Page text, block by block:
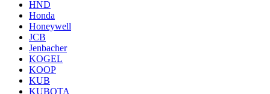
HND
Honda
Honeywell
JCB
Jenbacher
KOGEL
KOOP
KUB
KUBOTA